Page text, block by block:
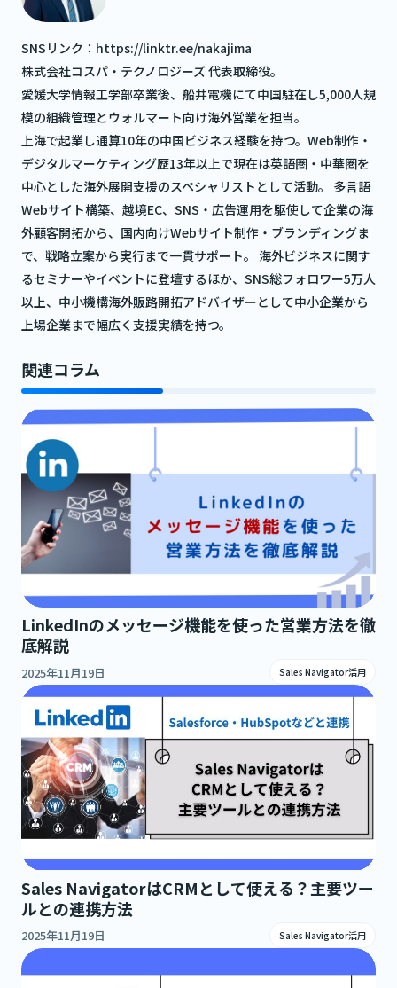
SNSリンク： https://linktr.ee/nakajima
株式会社コスパ・テクノロジーズ 代表取締役。
愛媛大学情報工学部卒業後、船井電機にて中国駐在し5,000人規
模の組織管理とウォルマート向け海外営業を担当。
上海で起業し通算10年の中国ビジネス経験を持つ。Web制作・
デジタルマーケティング歴13年以上で現在は英語圏・中華圏を
中心とした海外展開支援のスペシャリストとして活動。 多言語
Webサイト構築、越境EC、SNS・広告運用を駆使して企業の海
外顧客開拓から、国内向けWebサイト制作・ブランディングま
で、戦略立案から実行まで一貫サポート。 海外ビジネスに関す
るセミナーやイベントに登壇するほか、SNS総フォロワー5万人
以上、中小機構海外販路開拓アドバイザーとして中小企業から
上場企業まで幅広く支援実績を持つ。
関連コラム
LinkedInのメッセージ機能を使った営業方法を徹
底解説
2025年11月19日 Sales Navigator活用
Sales NavigatorはCRMとして使える？主要ツー
ルとの連携方法
2025年11月19日 Sales Navigator活用